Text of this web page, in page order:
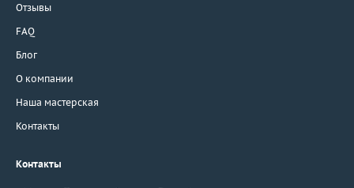
Отзывы
FAQ
Блог
О компании
Наша мастерская
Контакты
Контакты